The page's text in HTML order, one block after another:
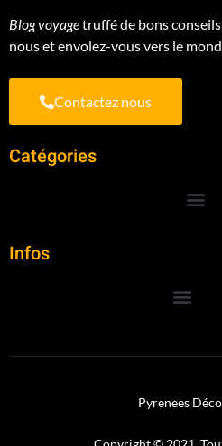
Blog voyagetruffé de bons
nous et envolez-vous vers le
Contactez nous
Catégories
Infos
Pyrenees